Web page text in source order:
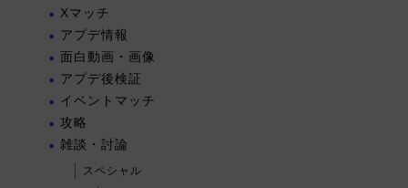
Xマッチ
アプデ情報
面白動画・画像
アプデ後検証
イベントマッチ
攻略
雑談・討論
スペシャル